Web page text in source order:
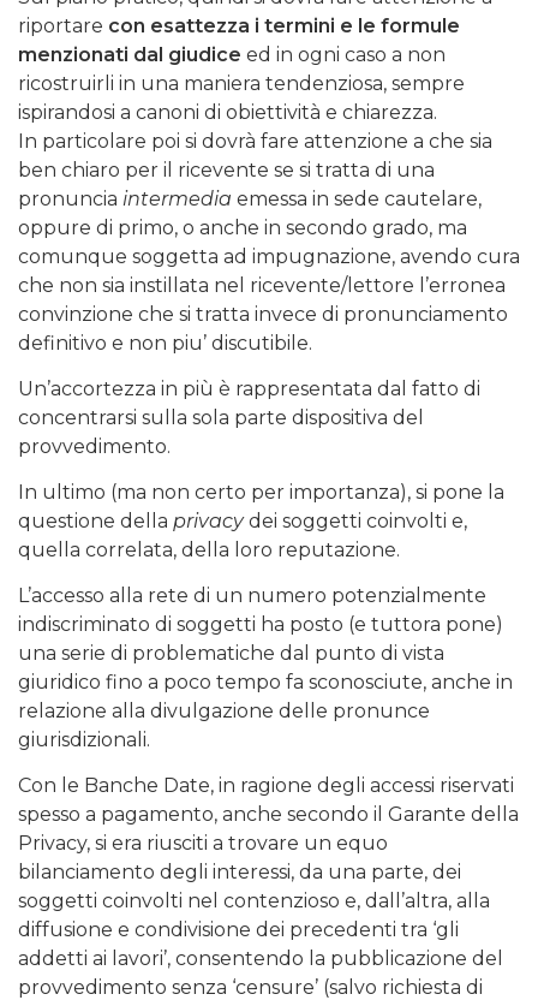
riportare con esattezza i termini e le formule
menzionati dal giudice ed in ogni caso a non
ricostruirli in una maniera tendenziosa, sempre
ispirandosi a canoni di obiettività e chiarezza.
In particolare poi si dovrà fare attenzione a che sia
ben chiaro per il ricevente se si tratta di una
pronuncia intermedia emessa in sede cautelare,
oppure di primo, o anche in secondo grado, ma
comunque soggetta ad impugnazione, avendo cura
che non sia instillata nel ricevente/lettore l’erronea
convinzione che si tratta invece di pronunciamento
definitivo e non piu’ discutibile.
Un’accortezza in più è rappresentata dal fatto di
concentrarsi sulla sola parte dispositiva del
provvedimento.
In ultimo (ma non certo per importanza), si pone la
questione della privacydei soggetti coinvolti e,
quella correlata, della loro reputazione.
L’accesso alla rete di un numero potenzialmente
indiscriminato di soggetti ha posto (e tuttora pone)
una serie di problematiche dal punto di vista
giuridico fino a poco tempo fa sconosciute, anche in
relazione alla divulgazione delle pronunce
giurisdizionali.
Con le Banche Date, in ragione degli accessi riservati
spesso a pagamento, anche secondo il Garante della
Privacy, si era riusciti a trovare un equo
bilanciamento degli interessi, da una parte, dei
soggetti coinvolti nel contenzioso e, dall’altra, alla
diffusione e condivisione dei precedenti tra ‘gli
addetti ai lavori’, consentendo la pubblicazione del
provvedimento senza ‘censure’ (salvo richiesta di